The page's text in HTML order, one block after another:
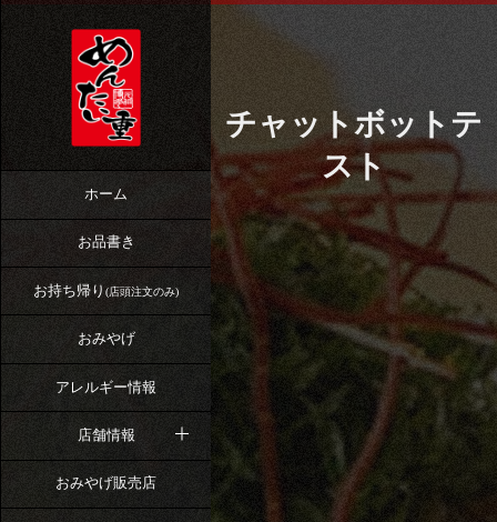
ホーム
お品書き
お持ち帰り (店頭注文のみ)
おみやげ
アレルギー情報
店舗情報
おみやげ販売店
チャットボットテ
スト